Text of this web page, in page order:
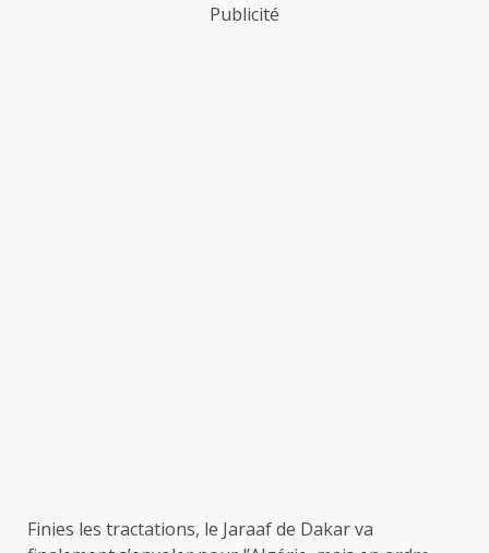
Publicité
Finies les tractations, le Jaraaf de Dakar va